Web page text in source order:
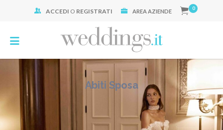
ACCEDI O REGISTRATI AREA AZIENDE 0
Abiti Sposa